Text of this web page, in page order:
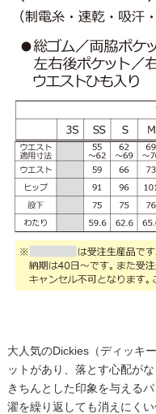
大人気のDickies（ディッキ
ットがあり、落とす心配が
きちんとした印象を与える
濯を繰り返しても消えにくい